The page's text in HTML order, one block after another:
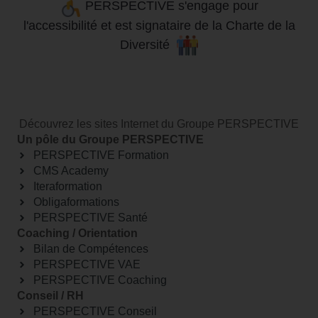
PERSPECTIVE s'engage pour
l'accessibilité et est signataire de la Charte de la
Diversité
Découvrez les sites Internet du Groupe PERSPECTIVE
Un pôle du Groupe PERSPECTIVE
PERSPECTIVE Formation
CMS Academy
Iteraformation
Obligaformations
PERSPECTIVE Santé
Coaching / Orientation
Bilan de Compétences
PERSPECTIVE VAE
PERSPECTIVE Coaching
Conseil / RH
PERSPECTIVE Conseil